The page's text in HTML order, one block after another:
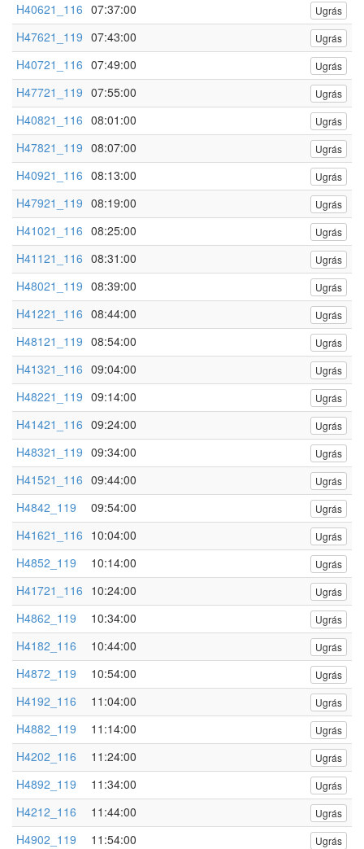
H40621_116 07:37:00 Ugrás
H47621_119 07:43:00 Ugrás
H40721_116 07:49:00 Ugrás
H47721_119 07:55:00 Ugrás
H40821_116 08:01:00 Ugrás
H47821_119 08:07:00 Ugrás
H40921_116 08:13:00 Ugrás
H47921_119 08:19:00 Ugrás
H41021_116 08:25:00 Ugrás
H41121_116 08:31:00 Ugrás
H48021_119 08:39:00 Ugrás
H41221_116 08:44:00 Ugrás
H48121_119 08:54:00 Ugrás
H41321_116 09:04:00 Ugrás
H48221_119 09:14:00 Ugrás
H41421_116 09:24:00 Ugrás
H48321_119 09:34:00 Ugrás
H41521_116 09:44:00 Ugrás
H4842_119 09:54:00 Ugrás
H41621_116 10:04:00 Ugrás
H4852_119 10:14:00 Ugrás
H41721_116 10:24:00 Ugrás
H4862_119 10:34:00 Ugrás
H4182_116 10:44:00 Ugrás
H4872_119 10:54:00 Ugrás
H4192_116 11:04:00 Ugrás
H4882_119 11:14:00 Ugrás
H4202_116 11:24:00 Ugrás
H4892_119 11:34:00 Ugrás
H4212_116 11:44:00 Ugrás
H4902_119 11:54:00 Ugrás